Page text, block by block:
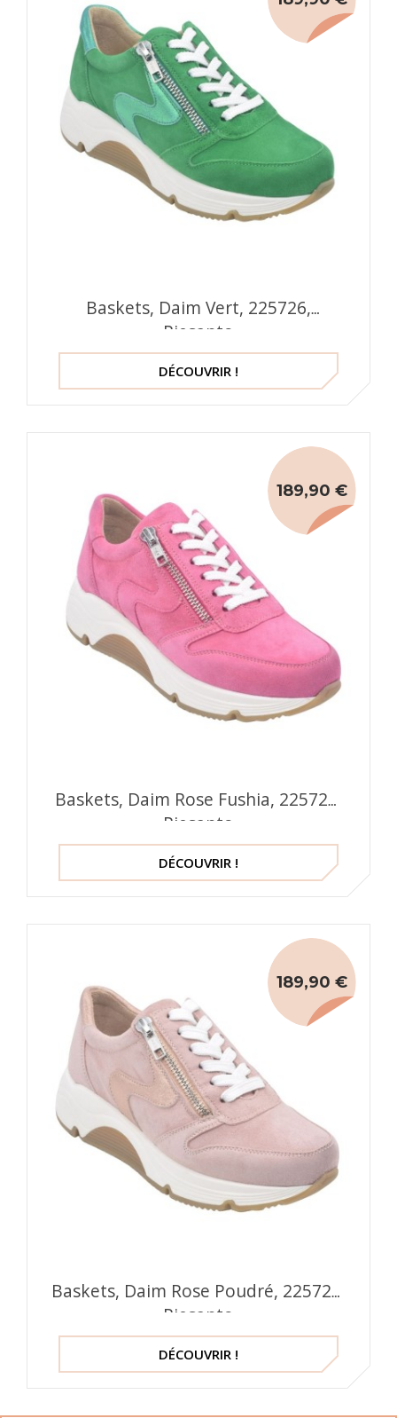
Baskets, Daim Vert, 225726,
Piesanto
DÉCOUVRIR !
Baskets, Daim Rose Fushia, 225726,
Piesanto
189,90 €
DÉCOUVRIR !
Baskets, Daim Rose Poudré, 225726,
Piesanto
189,90 €
DÉCOUVRIR !